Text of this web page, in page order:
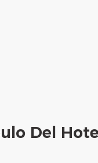
Del